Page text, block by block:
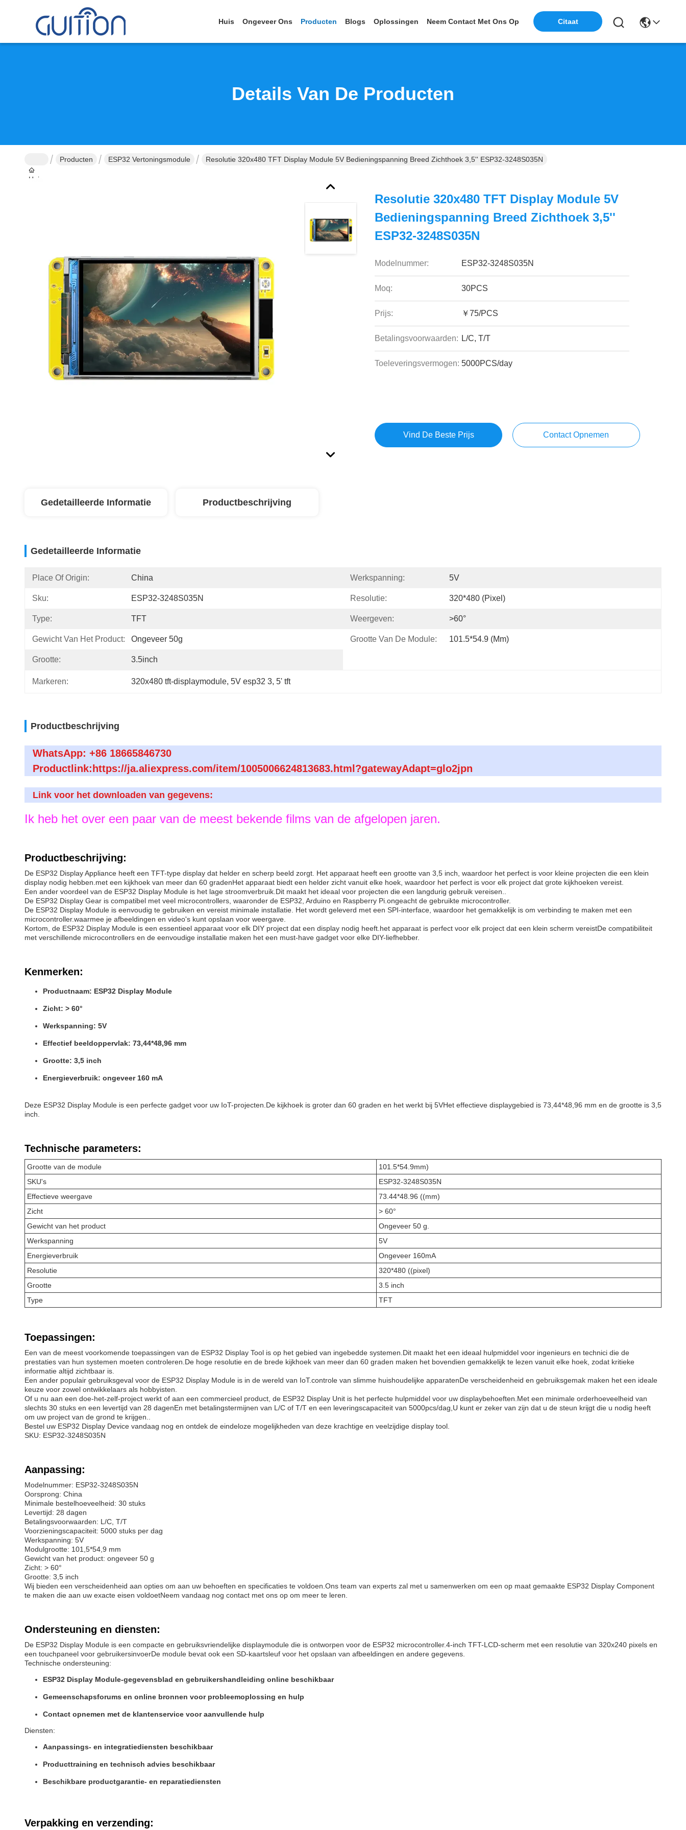
Huis Ongeveer Ons Producten Blogs Oplossingen Neem Contact Met Ons Op Citaat
Details Van De Producten
Huis
Producten ESP32 Vertoningsmodule Resolutie 320x480 TFT Display Module 5V Bedieningspanning Breed Zichthoek 3,5'' ESP32-3248S035N
Resolutie 320x480 TFT Display Module 5V
Bedieningspanning Breed Zichthoek 3,5''
ESP32-3248S035N
Modelnummer: ESP32-3248S035N
Moq: 30PCS
Prijs: ￥75/PCS
Betalingsvoorwaarden: L/C, T/T
Toeleveringsvermogen: 5000PCS/day
Vind De Beste Prijs Contact Opnemen
Gedetailleerde Informatie Productbeschrijving
Gedetailleerde Informatie
Place Of Origin: China Werkspanning: 5V
Sku: ESP32-3248S035N Resolutie: 320*480 (Pixel)
Type: TFT Weergeven: >60°
Gewicht Van Het Product: Ongeveer 50g Grootte Van De Module: 101.5*54.9 (mm)
Grootte: 3.5inch
Markeren: 320x480 tft-displaymodule, 5V esp32 3, 5' tft
Productbeschrijving
WhatsApp: +86 18665846730
Productlink:https://ja.aliexpress.com/item/1005006624813683.html?gatewayAdapt=glo2jpn
Link voor het downloaden van gegevens:
Ik heb het over een paar van de meest bekende films van de afgelopen jaren.
Productbeschrijving:
De ESP32 Display Appliance heeft een TFT-type display dat helder en scherp beeld zorgt. Het apparaat heeft een grootte van 3,5 inch, waardoor het perfect is voor kleine projecten die een klein
display nodig hebben.met een kijkhoek van meer dan 60 gradenHet apparaat biedt een helder zicht vanuit elke hoek, waardoor het perfect is voor elk project dat grote kijkhoeken vereist.
Een ander voordeel van de ESP32 Display Module is het lage stroomverbruik.Dit maakt het ideaal voor projecten die een langdurig gebruik vereisen..
De ESP32 Display Gear is compatibel met veel microcontrollers, waaronder de ESP32, Arduino en Raspberry Pi.ongeacht de gebruikte microcontroller.
De ESP32 Display Module is eenvoudig te gebruiken en vereist minimale installatie. Het wordt geleverd met een SPI-interface, waardoor het gemakkelijk is om verbinding te maken met een
microcontroller.waarmee je afbeeldingen en video's kunt opslaan voor weergave.
Kortom, de ESP32 Display Module is een essentieel apparaat voor elk DIY project dat een display nodig heeft.het apparaat is perfect voor elk project dat een klein scherm vereistDe compatibiliteit
met verschillende microcontrollers en de eenvoudige installatie maken het een must-have gadget voor elke DIY-liefhebber.
Kenmerken:
Productnaam: ESP32 Display Module
Zicht: > 60°
Werkspanning: 5V
Effectief beeldoppervlak: 73,44*48,96 mm
Grootte: 3,5 inch
Energieverbruik: ongeveer 160 mA
Deze ESP32 Display Module is een perfecte gadget voor uw IoT-projecten.De kijkhoek is groter dan 60 graden en het werkt bij 5VHet effectieve displaygebied is 73,44*48,96 mm en de grootte is 3,5
inch.
Technische parameters:
Grootte van de module
101.5*54.9mm)
SKU's
ESP32-3248S035N
Effectieve weergave
73.44*48.96 ((mm)
Zicht
> 60°
Gewicht van het product
Ongeveer 50 g.
Werkspanning
5V
Energieverbruik
Ongeveer 160mA
Resolutie
320*480 ((pixel)
Grootte
3.5 inch
Type
TFT
Toepassingen:
Een van de meest voorkomende toepassingen van de ESP32 Display Tool is op het gebied van ingebedde systemen.Dit maakt het een ideaal hulpmiddel voor ingenieurs en technici die de
prestaties van hun systemen moeten controleren.De hoge resolutie en de brede kijkhoek van meer dan 60 graden maken het bovendien gemakkelijk te lezen vanuit elke hoek, zodat kritieke
informatie altijd zichtbaar is.
Een ander populair gebruiksgeval voor de ESP32 Display Module is in de wereld van IoT.controle van slimme huishoudelijke apparatenDe verscheidenheid en gebruiksgemak maken het een ideale
keuze voor zowel ontwikkelaars als hobbyisten.
Of u nu aan een doe-het-zelf-project werkt of aan een commercieel product, de ESP32 Display Unit is het perfecte hulpmiddel voor uw displaybehoeften.Met een minimale orderhoeveelheid van
slechts 30 stuks en een levertijd van 28 dagenEn met betalingstermijnen van L/C of T/T en een leveringscapaciteit van 5000pcs/dag,U kunt er zeker van zijn dat u de steun krijgt die u nodig heeft
om uw project van de grond te krijgen..
Bestel uw ESP32 Display Device vandaag nog en ontdek de eindeloze mogelijkheden van deze krachtige en veelzijdige display tool.
SKU: ESP32-3248S035N
Aanpassing:
Modelnummer: ESP32-3248S035N
Oorsprong: China
Minimale bestelhoeveelheid: 30 stuks
Levertijd: 28 dagen
Betalingsvoorwaarden: L/C, T/T
Voorzieningscapaciteit: 5000 stuks per dag
Werkspanning: 5V
Modulgrootte: 101,5*54,9 mm
Gewicht van het product: ongeveer 50 g
Zicht: > 60°
Grootte: 3,5 inch
Wij bieden een verscheidenheid aan opties om aan uw behoeften en specificaties te voldoen.Ons team van experts zal met u samenwerken om een op maat gemaakte ESP32 Display Component
te maken die aan uw exacte eisen voldoetNeem vandaag nog contact met ons op om meer te leren.
Ondersteuning en diensten:
De ESP32 Display Module is een compacte en gebruiksvriendelijke displaymodule die is ontworpen voor de ESP32 microcontroller.4-inch TFT-LCD-scherm met een resolutie van 320x240 pixels en
een touchpaneel voor gebruikersinvoerDe module bevat ook een SD-kaartsleuf voor het opslaan van afbeeldingen en andere gegevens.
Technische ondersteuning:
ESP32 Display Module-gegevensblad en gebruikershandleiding online beschikbaar
Gemeenschapsforums en online bronnen voor probleemoplossing en hulp
Contact opnemen met de klantenservice voor aanvullende hulp
Diensten:
Aanpassings- en integratiediensten beschikbaar
Producttraining en technisch advies beschikbaar
Beschikbare productgarantie- en reparatiediensten
Verpakking en verzending: